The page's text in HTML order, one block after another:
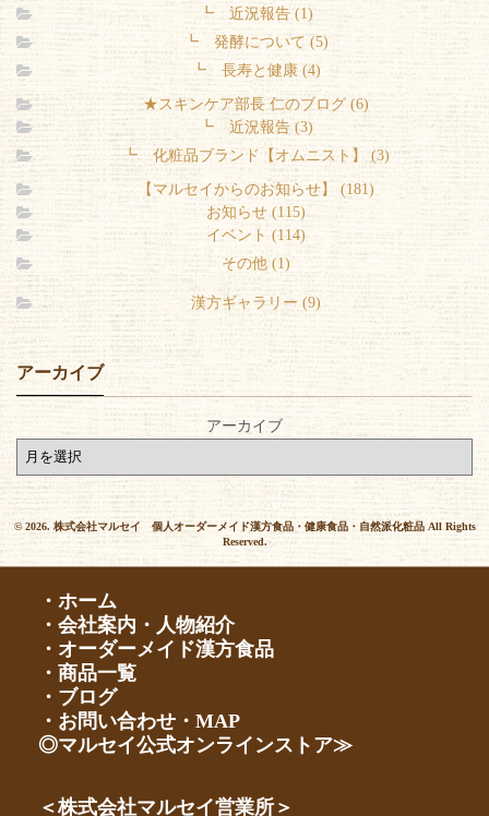
┗ 近況報告 (1)
┗ 発酵について (5)
┗ 長寿と健康 (4)
★スキンケア部長 仁のブログ (6)
┗ 近況報告 (3)
┗ 化粧品ブランド【オムニスト】 (3)
【マルセイからのお知らせ】 (181)
お知らせ (115)
イベント (114)
その他 (1)
漢方ギャラリー (9)
アーカイブ
アーカイブ
© 2026. 株式会社マルセイ 個人オーダーメイド漢方食品・健康食品・自然派化粧品 All Rights
Reserved.
・ホーム
・会社案内・人物紹介
・オーダーメイド漢方食品
・商品一覧
・ブログ
・お問い合わせ・MAP
◎マルセイ公式オンラインストア≫
＜株式会社マルセイ営業所＞